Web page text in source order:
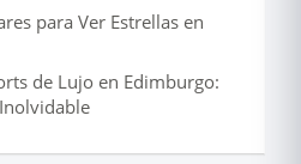
para Ver Estrellas en
de Lujo en Edimburgo: